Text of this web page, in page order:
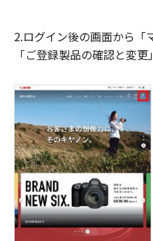
2.ログイン後の画面から「
「ご登録製品の確認と変